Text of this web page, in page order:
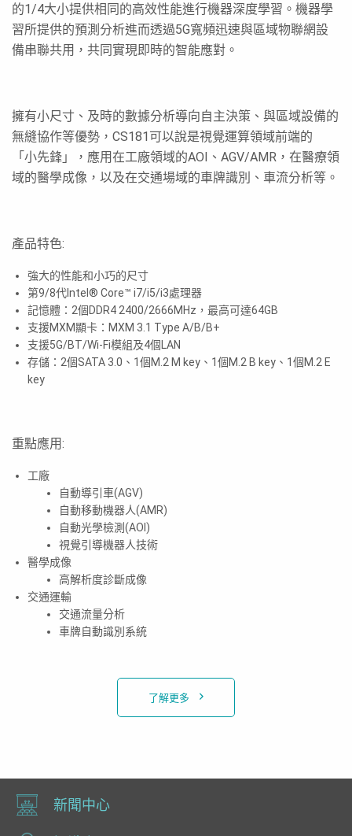
的1/4大小提供相同的高效性能進行機器深度學習。機器學
習所提供的預測分析進而透過5G寬頻迅速與區域物聯網設
備串聯共用，共同實現即時的智能應對。
擁有小尺寸、及時的數據分析導向自主決策、與區域設備的
無縫協作等優勢，CS181可以說是視覺運算領域前端的
「小先鋒」，應用在工廠領域的AOI、AGV/AMR，在醫療領
域的醫學成像，以及在交通場域的車牌識別、車流分析等。
產品特色:
強大的性能和小巧的尺寸
第9/8代Intel® Core™ i7/i5/i3處理器
記憶體：2個DDR4 2400/2666MHz，最高可達64GB
支援MXM顯卡：MXM 3.1 Type A/B/B+
支援5G/BT/Wi-Fi模組及4個LAN
存儲：2個SATA 3.0、1個M.2 M key、1個M.2 B key、1個M.2 E
key
重點應用:
工廠
自動導引車(AGV)
自動移動機器人(AMR)
自動光學檢測(AOI)
視覺引導機器人技術
醫學成像
高解析度診斷成像
交通運輸
交通流量分析
車牌自動識別系統
了解更多
新聞中心